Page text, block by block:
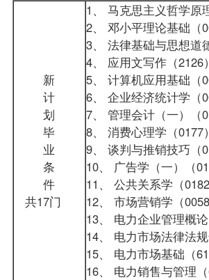
新
计
划
毕
业
条
件
共17门
1、 马克思主义哲学原
2、 邓小平理论基础（
3、 法律基础与思想道
4、 应用文写作（2126）
5、 计算机应用基础
6、 企业经济统计学 （
7、 管理会计（一）
（
8、 消费心理学（0177）
9、 谈判与推销技巧 （
10、 广告学（一）（
11、 公共关系学 （0182
12、 市场营销学 （0058
13、 电力企业管理概论
14、 电力市场法律法规
15、 电力市场基础（
16、 电力销售与管理